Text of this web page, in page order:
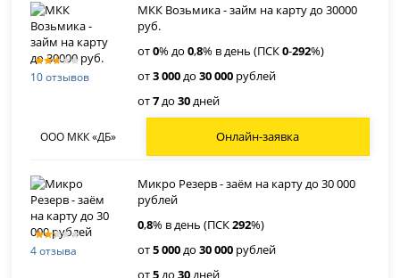
10 отзывов
МКК Возьмика - займ на карту до 30000
руб.
от0% до0,8% в день (ПСК0-292%)
от3 000до30 000 рублей
от7до30дней
ООО МКК «ДБ» Онлайн-заявка
4 отзыва
Микро Резерв - заём на карту до 30 000
рублей
0,8% в день (ПСК292%)
от5 000до30 000 рублей
от5 до30 дней